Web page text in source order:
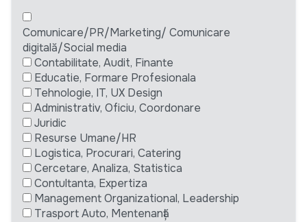
Comunicare/PR/Marketing/ Comunicare
digitală/Social media
Contabilitate, Audit, Finante
Educatie, Formare Profesionala
Tehnologie, IT, UX Design
Administrativ, Oficiu, Coordonare
Juridic
Resurse Umane/HR
Logistica, Procurari, Catering
Cercetare, Analiza, Statistica
Contultanta, Expertiza
Management Organizational, Leadership
Trasport Auto, Mentenanță